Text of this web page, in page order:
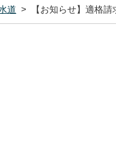
道 > 【お知らせ】適格